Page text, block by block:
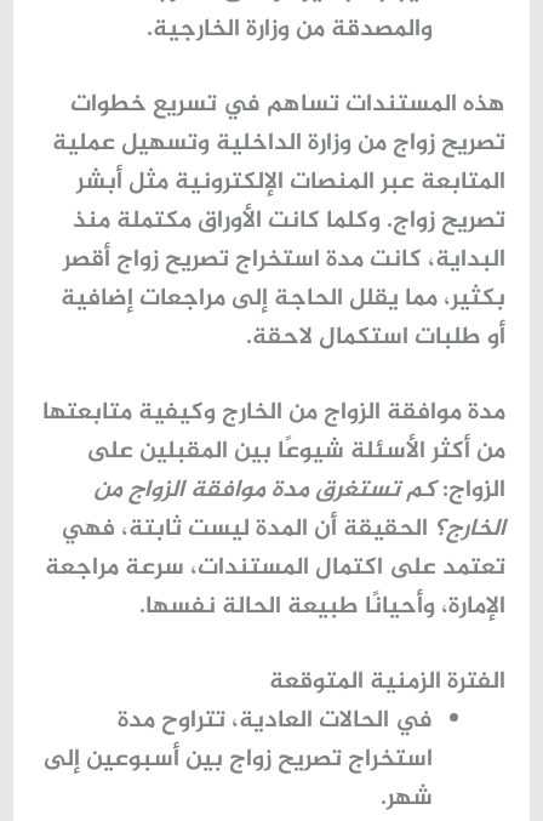
والمصدقة من وزارة الخارجية.
هذه المستندات تساهم في تسريع خطوات
تصريح زواج من وزارة الداخلية وتسهيل عملية
المتابعة عبر المنصات الإلكترونية مثلأبشر
تصريح زواج. وكلما كانت الأوراق مكتملة منذ
البداية، كانتمدة استخراج تصريح زواجأقصر
بكثير، مما يقلل الحاجة إلى مراجعات إضافية
أو طلبات استكمال لاحقة.
مدة موافقة الزواج من الخارج وكيفية متابعتها
من أكثر الأسئلة شيوعًا بين المقبلين على
الزواج:كم تستغرق مدة موافقة الزواج من
الخارج؟ الحقيقة أن المدة ليست ثابتة، فهي
تعتمد على اكتمال المستندات، سرعة مراجعة
الإمارة، وأحيانًا طبيعة الحالة نفسها.
الفترة الزمنية المتوقعة
في الحالات العادية، تتراوحمدة
استخراج تصريح زواج بين أسبوعين إلى
شهر.